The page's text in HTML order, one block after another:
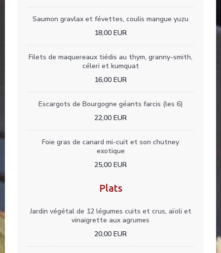
Saumon gravlax et févettes, coulis mangue yuzu
18,00 EUR
Filets de maquereaux tiédis au thym, granny-smith,
céleri et kumquat
16,00 EUR
Escargots de Bourgogne géants farcis (les 6)
22,00 EUR
Foie gras de canard mi-cuit et son chutney
exotique
25,00 EUR
Plats
Jardin végétal de 12 légumes cuits et crus, aïoli et
vinaigrette aux agrumes
20,00 EUR